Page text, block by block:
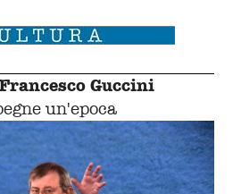
Guccini
un'epoca